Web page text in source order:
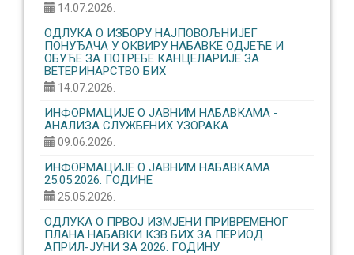
14.07.2026.
ОДЛУКА О ИЗБОРУ НАЈПОВОЉНИЈЕГ
ПОНУЂАЧА У ОКВИРУ НАБАВКЕ ОДЈЕЋЕ И
ОБУЋЕ ЗА ПОТРЕБЕ КАНЦЕЛАРИЈЕ ЗА
ВЕТЕРИНАРСТВО БИХ
14.07.2026.
ИНФОРМАЦИЈЕ О ЈАВНИМ НАБАВКАМА -
АНАЛИЗА СЛУЖБЕНИХ УЗОРАКА
09.06.2026.
ИНФОРМАЦИЈЕ О ЈАВНИМ НАБАВКАМА
25.05.2026. ГОДИНЕ
25.05.2026.
ОДЛУКА О ПРВОЈ ИЗМЈЕНИ ПРИВРЕМЕНОГ
ПЛАНА НАБАВКИ КЗВ БИХ ЗА ПЕРИОД
АПРИЛ-ЈУНИ ЗА 2026. ГОДИНУ